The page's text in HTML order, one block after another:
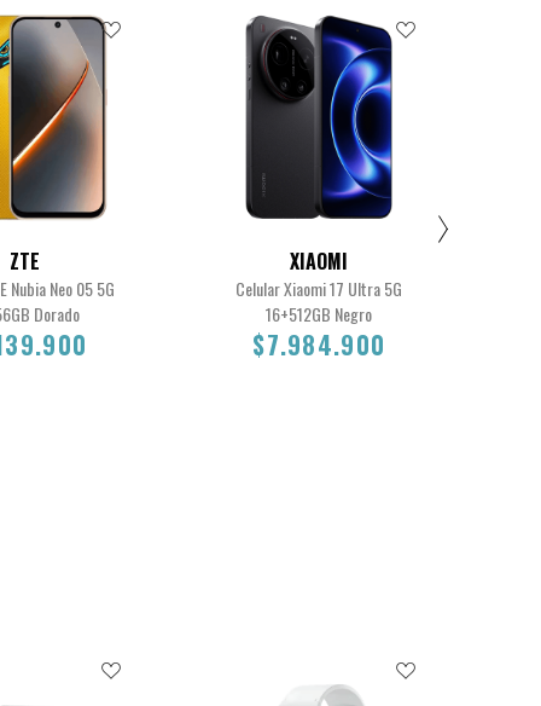
ZTE
Nubia Neo 05 5G
Dorado
XIAOMI
Celular Xiaomi 17 Ultra 5G
16+512GB Negro
$7.984.900